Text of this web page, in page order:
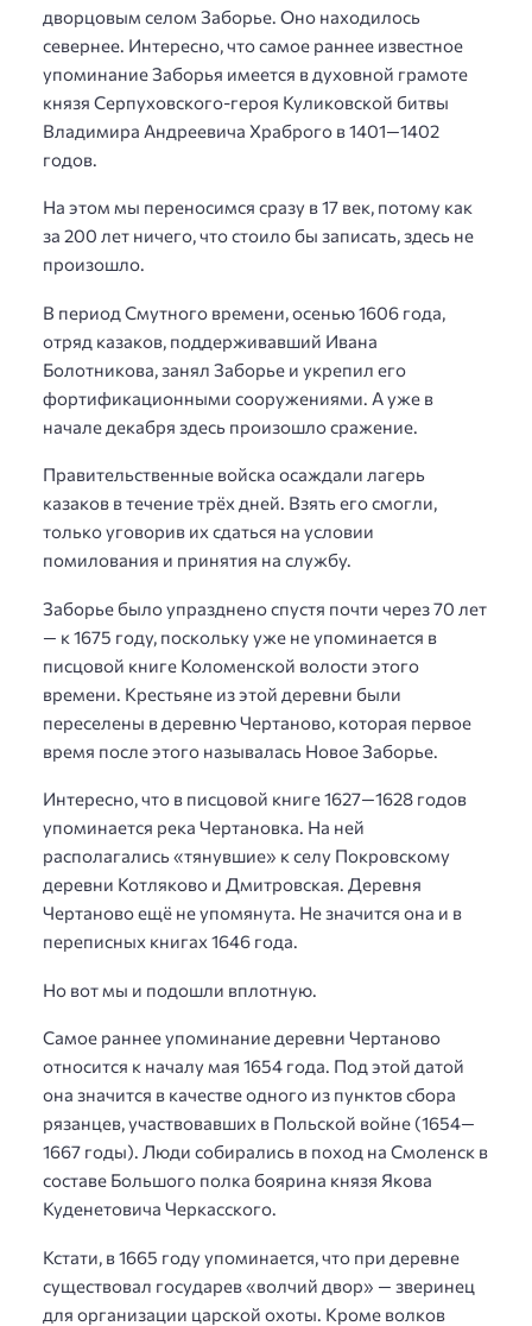
дворцовым селом Заборье. Оно находилось
севернее. Интересно, что самое раннее известное
упоминание Заборья имеется в духовной грамоте
князя Серпуховского-героя Куликовской битвы
Владимира Андреевича Храброго в 1401—1402
годов.
На этом мы переносимся сразу в 17 век, потому как
за 200 лет ничего, что стоило бы записать, здесь не
произошло.
В период Смутного времени, осенью 1606 года,
отряд казаков, поддерживавший Ивана
Болотникова, занял Заборье и укрепил его
фортификационными сооружениями. А уже в
начале декабря здесь произошло сражение.
Правительственные войска осаждали лагерь
казаков в течение трёх дней. Взять его смогли,
только уговорив их сдаться на условии
помилования и принятия на службу.
Заборье было упразднено спустя почти через 70 лет
— к 1675 году, поскольку уже не упоминается в
писцовой книге Коломенской волости этого
времени. Крестьяне из этой деревни были
переселены в деревню Чертаново, которая первое
время после этого называлась Новое Заборье.
Интересно, что в писцовой книге 1627—1628 годов
упоминается река Чертановка. На ней
располагались «тянувшие» к селу Покровскому
деревни Котляково и Дмитровская. Деревня
Чертаново ещё не упомянута. Не значится она и в
переписных книгах 1646 года.
Но вот мы и подошли вплотную.
Самое раннее упоминание деревни Чертаново
относится к началу мая 1654 года. Под этой датой
она значится в качестве одного из пунктов сбора
рязанцев, участвовавших в Польской войне (1654—
1667 годы). Люди собирались в поход на Смоленск в
составе Большого полка боярина князя Якова
Куденетовича Черкасского.
Кстати, в 1665 году упоминается, что при деревне
существовал государев «волчий двор» — зверинец
для организации царской охоты. Кроме волков